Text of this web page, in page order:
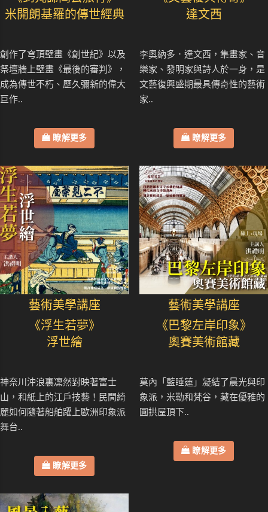
米開朗基羅的傳世經典
創作了穹頂壁畫《創世紀》以及
祭壇牆上壁畫《最後的審判》，
成為傳世不朽、歷久彌新的偉大
巨作..
瞭解更多
達文西
李奧納多．達文西，集畫家、音
樂家、發明家與詩人於一身，是
文藝復興盛期最具傳奇性的藝術
家..
瞭解更多
藝術美學講座
《浮生若夢》
浮世繪
神奈川沖浪裏凜然對映著富士
山，和紙上的江戶技藝！民間綺
麗如何隨著船舶躍上歐洲印象派
舞台..
瞭解更多
藝術美學講座
《巴黎左岸印象》
奧賽美術館藏
莫內「藍睡蓮」凝結了晨光與印
象派，米勒和梵谷，藏在優雅的
圓拱屋頂下..
瞭解更多